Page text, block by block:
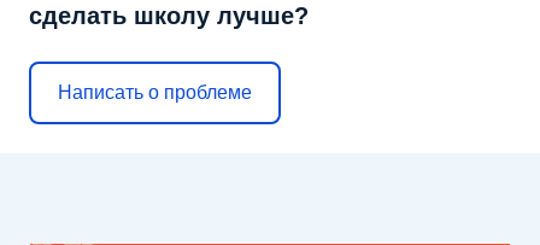
сделать школу лучше?
Написать о проблеме